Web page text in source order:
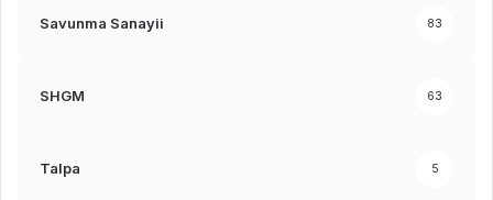
Savunma Sanayii 83
SHGM 63
Talpa 5